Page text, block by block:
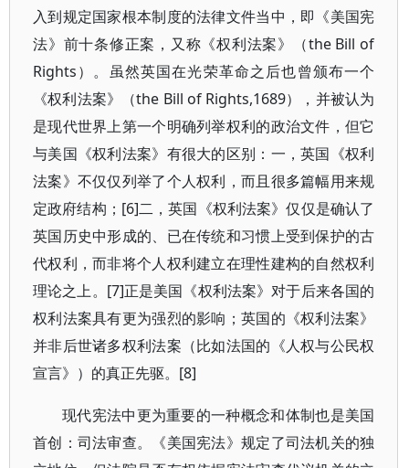
入到规定国家根本制度的法律文件当中，即《美国宪
法》前十条修正案，又称《权利法案》（the Bill of
Rights）。虽然英国在光荣革命之后也曾颁布一个
《权利法案》（the Bill of Rights,1689），并被认为
是现代世界上第一个明确列举权利的政治文件，但它
与美国《权利法案》有很大的区别：一，英国《权利
法案》不仅仅列举了个人权利，而且很多篇幅用来规
定政府结构；[6]二，英国《权利法案》仅仅是确认了
英国历史中形成的、已在传统和习惯上受到保护的古
代权利，而非将个人权利建立在理性建构的自然权利
理论之上。[7]正是美国《权利法案》对于后来各国的
权利法案具有更为强烈的影响；英国的《权利法案》
并非后世诸多权利法案（比如法国的《人权与公民权
宣言》）的真正先驱。[8]
现代宪法中更为重要的一种概念和体制也是美国
首创：司法审查。《美国宪法》规定了司法机关的独